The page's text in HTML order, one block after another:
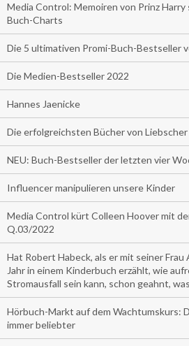
Media Control: Memoiren von Prinz
Buch-Charts
Die 5 ultimativen Promi-Buch-Bestseller
Die Medien-Bestseller 2022
Hannes Jaenicke
Die erfolgreichsten Bücher von
NEU: Buch-Bestseller der letzten vier
Influencer manipulieren unsere Kinder
Media Control kürt Colleen Hoover mit
Q.03/2022
Hat Robert Habeck, als er mit seiner
Jahr in einem Kinderbuch erzählt, wie
Stromausfall sein kann, schon geahnt,
Hörbuch-Markt auf dem Wachtumskurs:
immer beliebter